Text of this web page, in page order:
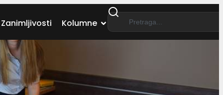
Zanimljivosti Kolumne